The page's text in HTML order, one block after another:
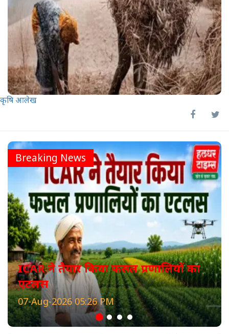
कृषि आलेख
Breaking News
ICAR ने तैयार किया फसल प्रणालियों का
एटलस
07-Aug-2026 05:26 PM